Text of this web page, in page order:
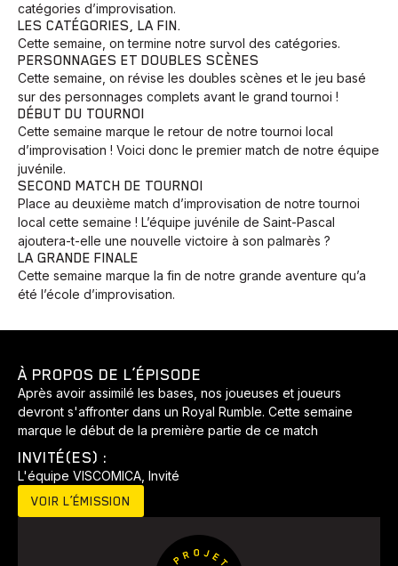
Développement
Voyage Yoga
catégories d’improvisation.
LES CATÉGORIES, LA FIN.
Cette semaine, on termine notre survol des catégories.
PERSONNAGES ET DOUBLES SCÈNES
Cette semaine, on révise les doubles scènes et le jeu basé
sur des personnages complets avant le grand tournoi !
DÉBUT DU TOURNOI
Cette semaine marque le retour de notre tournoi local
d’improvisation ! Voici donc le premier match de notre équipe
juvénile.
SECOND MATCH DE TOURNOI
Place au deuxième match d’improvisation de notre tournoi
local cette semaine ! L’équipe juvénile de Saint-Pascal
ajoutera-t-elle une nouvelle victoire à son palmarès ?
LA GRANDE FINALE
Cette semaine marque la fin de notre grande aventure qu’a
été l’école d’improvisation.
À PROPOS DE L’ÉPISODE
Après avoir assimilé les bases, nos joueuses et joueurs
devront s'affronter dans un Royal Rumble. Cette semaine
marque le début de la première partie de ce match
INVITÉ(ES) :
L'équipe VISCOMICA, Invité
VOIR L’ÉMISSION